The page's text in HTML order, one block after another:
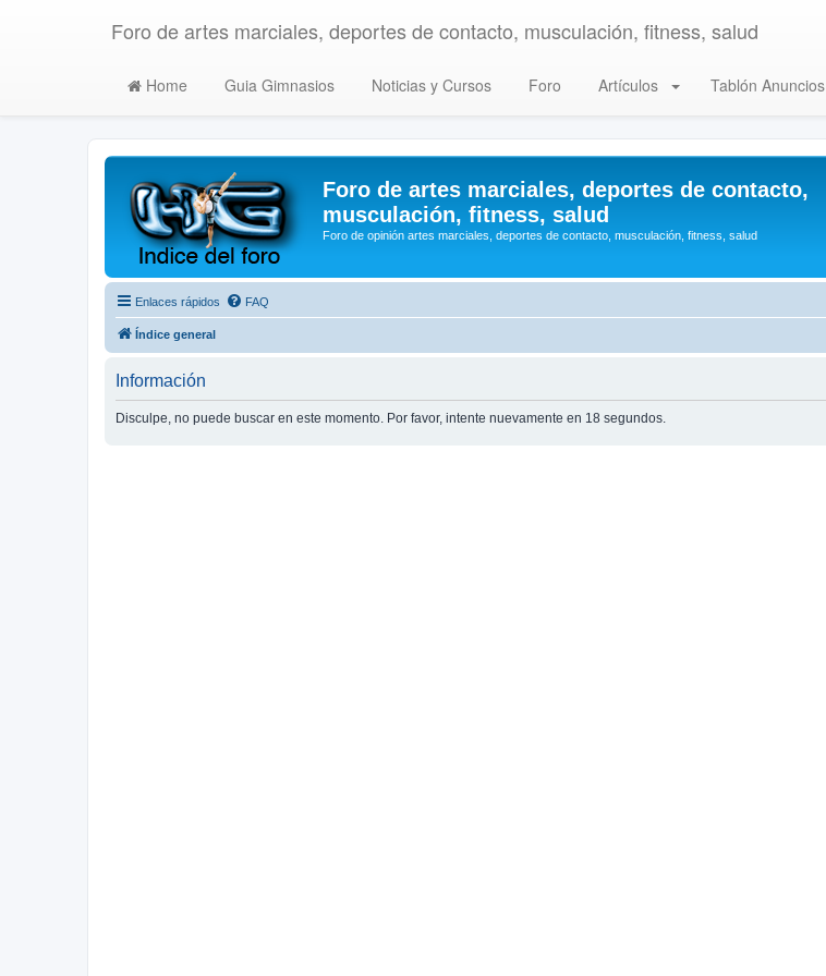
Foro de artes marciales, deportes de contacto, musculación, fitness, salud
Home Guia Gimnasios Noticias y Cursos Foro Artículos Tablón Anuncios
Foro de artes marciales, deportes de contacto,
musculación, fitness, salud
Foro de opinión artes marciales, deportes de contacto, musculación, fitness, salud
Enlaces rápidos FAQ
Índice general
Información
Disculpe, no puede buscar en este momento. Por favor, intente nuevamente en 18 segundos.